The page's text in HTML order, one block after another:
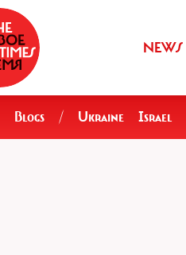
NEWS
Blogs / Ukraine Israel